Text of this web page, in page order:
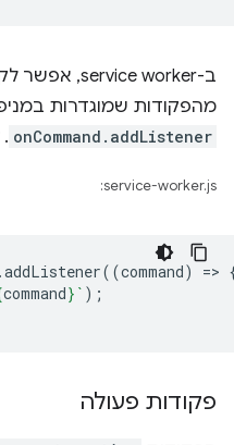
מהפקודות שמוגדרות
onCommand.addListener
service-worker.js:
.addListener((command) =>
command} ` );
פקודות פעולה